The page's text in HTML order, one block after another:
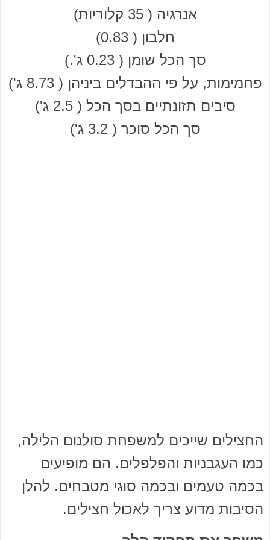
אנרגיה ( 35 קלוריות)
חלבון ( 0.83)
סך הכל שומן ( 0.23 ג'.)
פחמימות, על פי ההבדלים ביניהן ( 8.73 ג')
סיבים תזונתיים בסך הכל ( 2.5 ג')
סך הכל סוכר ( 3.2 ג')
החצילים שייכים למשפחת סולנום הלילה,
כמו העגבניות והפלפלים. הם מופיעים
בכמה טעמים ובכמה סוגי מטבחים. להלן
הסיבות מדוע צריך לאכול חצילים.